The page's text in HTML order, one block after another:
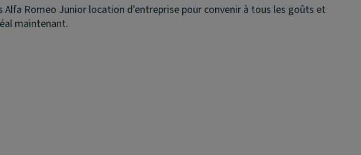
Romeo Junior location d'entreprise pour convenir à tous les goûts et
maintenant.